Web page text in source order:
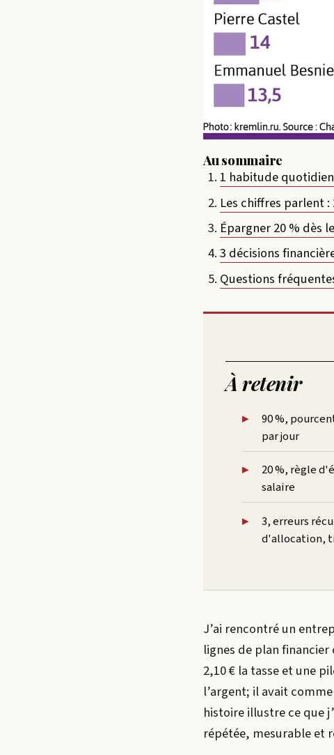
Au sommaire
1 habitude
Les chiffres parlent
Épargner 20 % dès
3 décisions
Questions
À retenir
90 %,
par jour
20 %, règle
salaire
3, erreurs
d'allocation,
J’ai rencontré un
lignes de plan
2,10 € la tasse et une
l’argent; il avait
histoire illustre ce que
répétée, mesurable et